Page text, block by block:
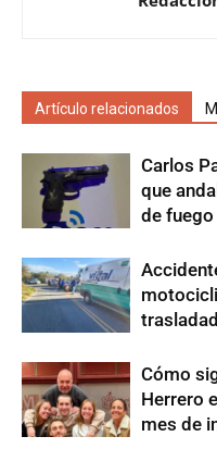
Artículo relacionados
Carlos
que
de fuego
Cómo
Herrero
mes de